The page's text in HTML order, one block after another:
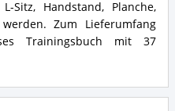
Sitz, Handstand, Planche,
Zum Lieferumfang
Trainingsbuch mit 37